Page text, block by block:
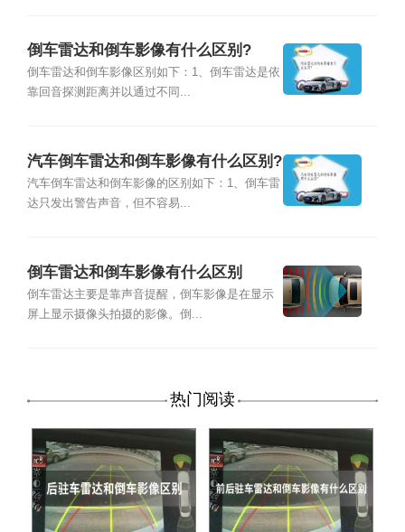
倒车雷达和倒车影像有什么区别?
倒车雷达和倒车影像区别如下：1、倒车雷达是依
靠回音探测距离并以通过不同...
汽车倒车雷达和倒车影像有什么区别?
汽车倒车雷达和倒车影像的区别如下：1、倒车雷
达只发出警告声音，但不容易...
倒车雷达和倒车影像有什么区别
倒车雷达主要是靠声音提醒，倒车影像是在显示
屏上显示摄像头拍摄的影像。倒...
热门阅读